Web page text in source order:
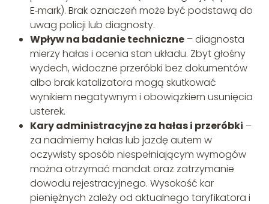
E‑mark). Brak oznaczeń może być podstawą do
uwag policji lub diagnosty.
Wpływ na badanie techniczne– diagnosta
mierzy hałas i ocenia stan układu. Zbyt głośny
wydech, widoczne przeróbki bez dokumentów
albo brak katalizatora mogą skutkować
wynikiem negatywnym i obowiązkiem usunięcia
usterek.
Kary administracyjne za hałas i przeróbki –
za nadmierny hałas lub jazdę autem w
oczywisty sposób niespełniającym wymogów
można otrzymać mandat oraz zatrzymanie
dowodu rejestracyjnego. Wysokość kar
pieniężnych zależy od aktualnego taryfikatora i